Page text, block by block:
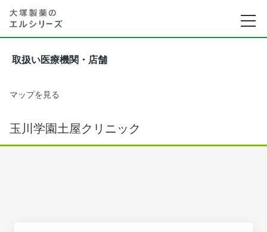
取扱い医療機関・店舗
マップを見る
玉川学園土屋クリニック